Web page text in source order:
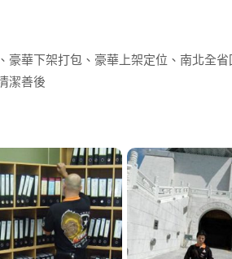
豪華下架打包、豪華上架定位、南北全
潔善後